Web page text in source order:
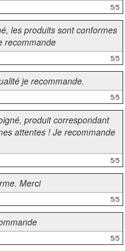
5/5
les produits sont conformes
recommande
5/5
je recommande.
5/5
produit correspondant
attentes ! Je recommande
5/5
Merci
5/5
5/5